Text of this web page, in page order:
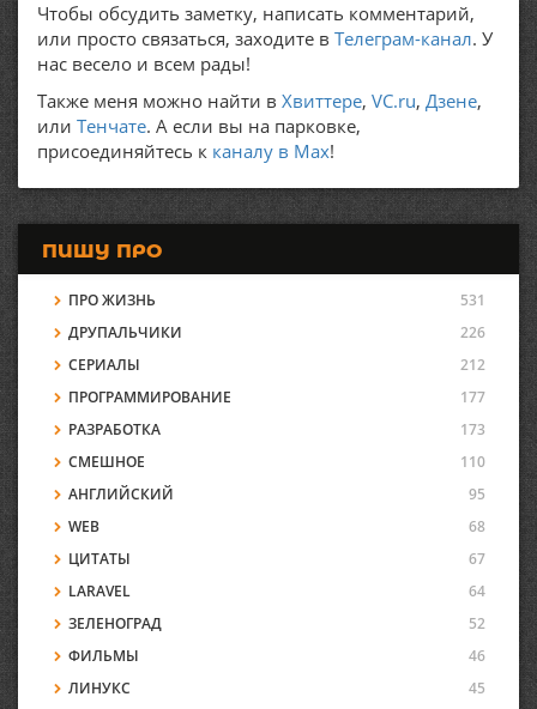
Чтобы обсудить заметку, написать комментарий,
или просто связаться, заходите в Телеграм-канал. У
нас весело и всем рады!
Также меня можно найти в Хвиттере, VC.ru, Дзене,
или Тенчате. А если вы на парковке,
присоединяйтесь к каналу в Max!
ПИШУ ПРО
ПРО ЖИЗНЬ
531
ДРУПАЛЬЧИКИ
226
СЕРИАЛЫ
212
ПРОГРАММИРОВАНИЕ
177
РАЗРАБОТКА
173
СМЕШНОЕ
110
АНГЛИЙСКИЙ
95
WEB
68
ЦИТАТЫ
67
LARAVEL
64
ЗЕЛЕНОГРАД
52
ФИЛЬМЫ
46
ЛИНУКС
45